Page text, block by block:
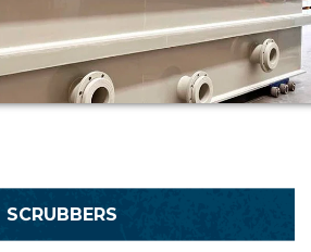
SCRUBBERS